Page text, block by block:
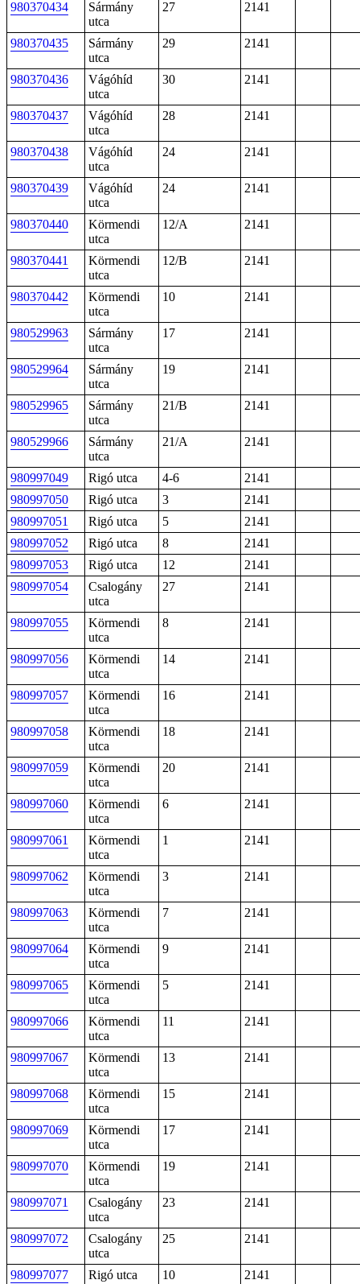
980370434
Sármány
utca
27 2141
980370435
Sármány
utca
29 2141
980370436
Vágóhíd
utca
30 2141
980370437
Vágóhíd
utca
28 2141
980370438
Vágóhíd
utca
24 2141
980370439
Vágóhíd
utca
24 2141
980370440
Körmendi
utca
12/A 2141
980370441
Körmendi
utca
12/B 2141
980370442
Körmendi
utca
10 2141
980529963
Sármány
utca
17 2141
980529964
Sármány
utca
19 2141
980529965
Sármány
utca
21/B 2141
980529966
Sármány
utca
21/A 2141
980997049 Rigó utca 4-6
2141
980997050
Rigó utca 3
2141
980997051
Rigó utca 5
2141
980997052
Rigó utca 8
2141
980997053
Rigó utca 12
2141
980997054
Csalogány
utca
27 2141
980997055
Körmendi
utca
8 2141
980997056
Körmendi
utca
14 2141
980997057
Körmendi
utca
16 2141
980997058
Körmendi
utca
18 2141
980997059
Körmendi
utca
20 2141
980997060
Körmendi
utca
6 2141
980997061
Körmendi
utca
1 2141
980997062
Körmendi
utca
3 2141
980997063
Körmendi
utca
7 2141
980997064
Körmendi
utca
9 2141
980997065
Körmendi
utca
5 2141
980997066
Körmendi
utca
11 2141
980997067
Körmendi
utca
13 2141
980997068
Körmendi
utca
15 2141
980997069
Körmendi
utca
17 2141
980997070
Körmendi
utca
19 2141
980997071
Csalogány
utca
23 2141
980997072
Csalogány
utca
25 2141
980997077 Rigó utca 10 2141